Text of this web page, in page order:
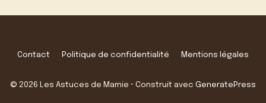
Contact Politique de confidentialité Mentions légales
© 2026 Les Astuces de Mamie • Construit avec GeneratePress